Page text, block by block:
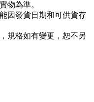
物為準。
因發貨日期和可供貨存
規格如有變更，恕不另